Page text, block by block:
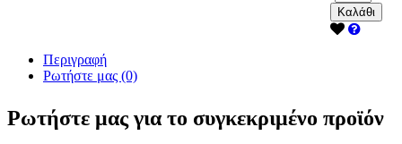
Καλάθι
Περιγραφή
Ρωτήστε μας (0)
Ρωτήστε μας για το συγκεκριμένο προϊόν